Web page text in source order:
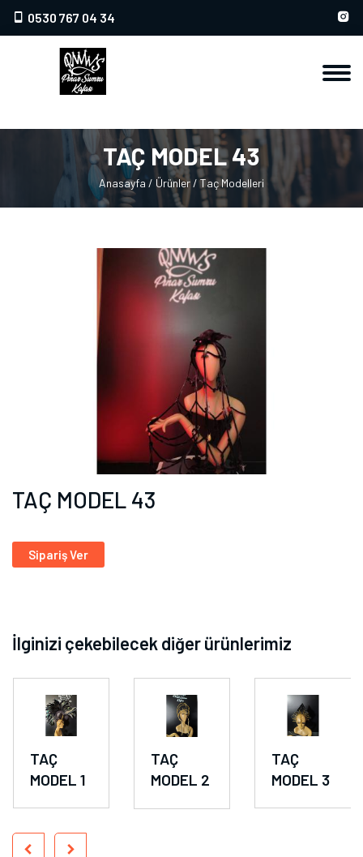
0530 767 04 34
TAÇ MODEL 43
Anasayfa / Ürünler/Taç Modelleri
TAÇ MODEL 43
Sipariş Ver
İlginizi çekebilecek diğer ürünlerimiz
TAÇ
MODEL 1
TAÇ
MODEL 2
TAÇ
MODEL 3